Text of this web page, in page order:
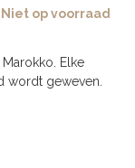
Niet op voorraad
Elke
wordt geweven.